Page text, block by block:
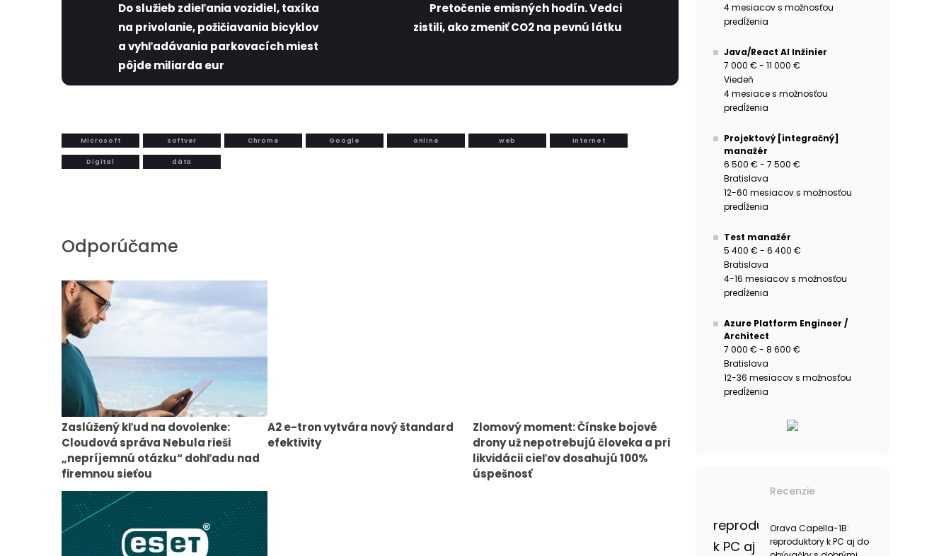
Do služieb zdieľania vozidiel, taxíka
na privolanie, požičiavania bicyklov
a vyhľadávania parkovacích miest
pôjde miliarda eur
Pretočenie emisných hodín. Vedci
zistili, ako zmeniť CO2 na pevnú látku
Microsoft softver Chrome Google online web internet
Digital dáta
Odporúčame
Zaslúžený kľud na dovolenke:
Cloudová správa Nebula rieši
„nepríjemnú otázku“ dohľadu nad
firemnou sieťou
A2 e-tron vytvára nový štandard
efektivity
Zlomový moment: Čínske bojové
drony už nepotrebujú človeka a pri
likvidácii cieľov dosahujú 100%
úspešnosť
4 mesiacov s možnosťou
predĺženia
Java/React AI Inžinier
7 000 € - 11 000 €
Viedeň
4 mesiace s možnosťou
predĺženia
Projektový [integračný]
manažér
6 500 € - 7 500 €
Bratislava
12-60 mesiacov s možnosťou
predĺženia
Test manažér
5 400 € - 6 400 €
Bratislava
4-16 mesiacov s možnosťou
predĺženia
Azure Platform Engineer /
Architect
7 000 € - 8 600 €
Bratislava
12-36 mesiacov s možnosťou
predĺženia
Recenzie
Orava Capella-1B:
reproduktory k PC aj do